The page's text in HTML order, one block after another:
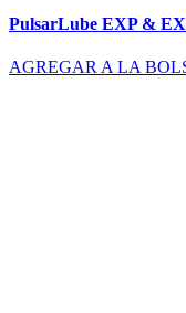
PulsarLube EXP &
AGREGAR A LA